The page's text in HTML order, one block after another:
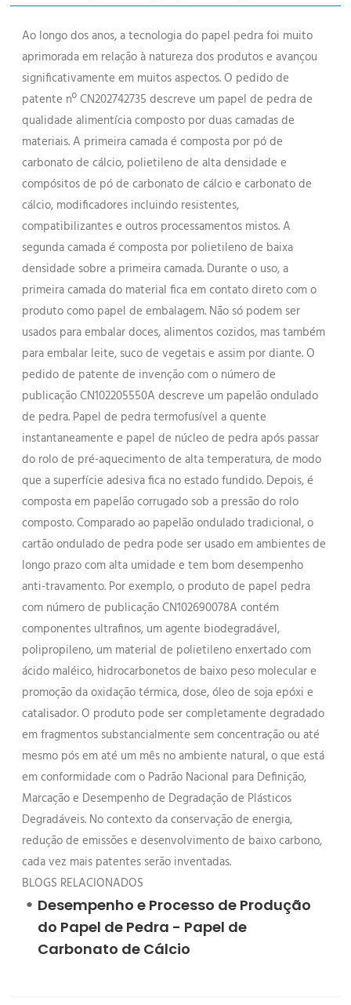
Ao longo dos anos, a tecnologia do papel pedra foi muito
aprimorada em relação à natureza dos produtos e avançou
significativamente em muitos aspectos. O pedido de
patente nº CN202742735 descreve um papel de pedra de
qualidade alimentícia composto por duas camadas de
materiais. A primeira camada é composta por pó de
carbonato de cálcio, polietileno de alta densidade e
compósitos de pó de carbonato de cálcio e carbonato de
cálcio, modificadores incluindo resistentes,
compatibilizantes e outros processamentos mistos. A
segunda camada é composta por polietileno de baixa
densidade sobre a primeira camada. Durante o uso, a
primeira camada do material fica em contato direto com o
produto como papel de embalagem. Não só podem ser
usados para embalar doces, alimentos cozidos, mas também
para embalar leite, suco de vegetais e assim por diante. O
pedido de patente de invenção com o número de
publicação CN102205550A descreve um papelão ondulado
de pedra. Papel de pedra termofusível a quente
instantaneamente e papel de núcleo de pedra após passar
do rolo de pré-aquecimento de alta temperatura, de modo
que a superfície adesiva fica no estado fundido. Depois, é
composta em papelão corrugado sob a pressão do rolo
composto. Comparado ao papelão ondulado tradicional, o
cartão ondulado de pedra pode ser usado em ambientes de
longo prazo com alta umidade e tem bom desempenho
anti-travamento. Por exemplo, o produto de papel pedra
com número de publicação CN102690078A contém
componentes ultrafinos, um agente biodegradável,
polipropileno, um material de polietileno enxertado com
ácido maléico, hidrocarbonetos de baixo peso molecular e
promoção da oxidação térmica, dose, óleo de soja epóxi e
catalisador. O produto pode ser completamente degradado
em fragmentos substancialmente sem concentração ou até
mesmo pós em até um mês no ambiente natural, o que está
em conformidade com o Padrão Nacional para Definição,
Marcação e Desempenho de Degradação de Plásticos
Degradáveis. No contexto da conservação de energia,
redução de emissões e desenvolvimento de baixo carbono,
cada vez mais patentes serão inventadas.
BLOGS RELACIONADOS
Desempenho e Processo de Produção
do Papel de Pedra - Papel de
Carbonato de Cálcio